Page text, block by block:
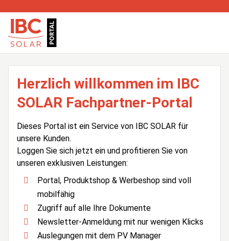
Herzlich willkommen im IBC
SOLAR Fachpartner-Portal
Dieses Portal ist ein Service von IBC SOLAR für
unsere Kunden.
Loggen Sie sich jetzt ein und profitieren Sie von
unseren exklusiven Leistungen:
Portal, Produktshop & Werbeshop sind voll
mobilfähig
Zugriff auf alle Ihre Dokumente
Newsletter-Anmeldung mit nur wenigen Klicks
Auslegungen mit dem PV Manager